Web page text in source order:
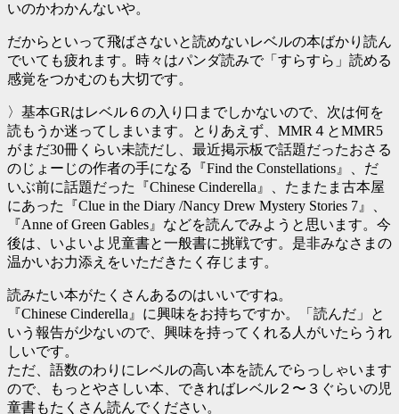
いのかわかんないや。
だからといって飛ばさないと読めないレベルの本ばかり読ん
でいても疲れます。時々はパンダ読みで「すらすら」読める
感覚をつかむのも大切です。
〉基本GRはレベル６の入り口までしかないので、次は何を
読もうか迷ってしまいます。とりあえず、MMR４とMMR5
がまだ30冊くらい未読だし、最近掲示板で話題だったおさる
のじょーじの作者の手になる『Find the Constellations』、だ
いぶ前に話題だった『Chinese Cinderella』、たまたま古本屋
にあった『Clue in the Diary /Nancy Drew Mystery Stories 7』、
『Anne of Green Gables』などを読んでみようと思います。今
後は、いよいよ児童書と一般書に挑戦です。是非みなさまの
温かいお力添えをいただきたく存じます。
読みたい本がたくさんあるのはいいですね。
『Chinese Cinderella』に興味をお持ちですか。「読んだ」と
いう報告が少ないので、興味を持ってくれる人がいたらうれ
しいです。
ただ、語数のわりにレベルの高い本を読んでらっしゃいます
ので、もっとやさしい本、できればレベル２〜３ぐらいの児
童書もたくさん読んでください。